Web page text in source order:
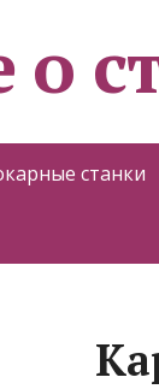
о
станки